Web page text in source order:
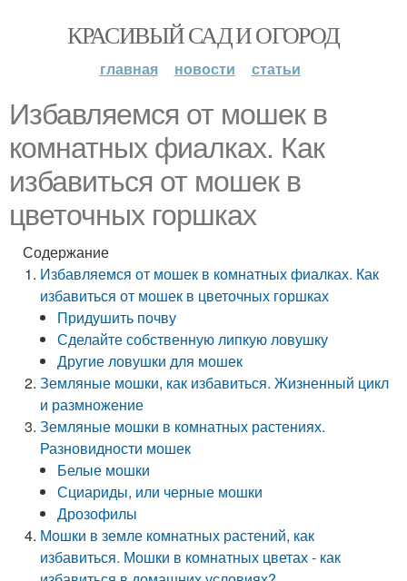
КРАСИВЫЙ САД И ОГОРОД
главная новости статьи
Избавляемся от мошек в
комнатных фиалках. Как
избавиться от мошек в
цветочных горшках
Содержание
Избавляемся от мошек в комнатных фиалках. Как
избавиться от мошек в цветочных горшках
Придушить почву
Сделайте собственную липкую ловушку
Другие ловушки для мошек
Земляные мошки, как избавиться. Жизненный цикл
и размножение
Земляные мошки в комнатных растениях.
Разновидности мошек
Белые мошки
Сциариды, или черные мошки
Дрозофилы
Мошки в земле комнатных растений, как
избавиться. Мошки в комнатных цветах - как